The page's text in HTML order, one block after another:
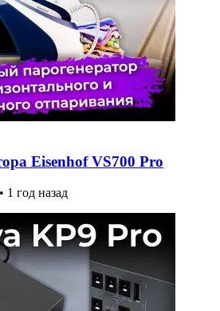
Eisenhof VS700 Pro
• 1 год назад